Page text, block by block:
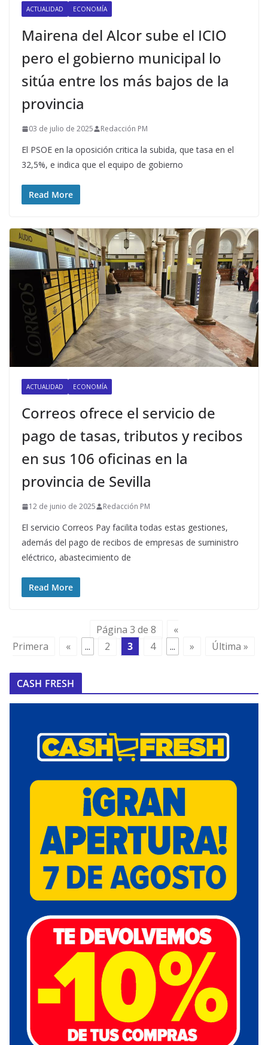
ACTUALIDAD ECONOMÍA
Mairena del Alcor sube el ICIO
pero el gobierno municipal lo
sitúa entre los más bajos de la
provincia
03 de julio de 2025 Redacción PM
El PSOE en la oposición critica la subida, que tasa en el
32,5%, e indica que el equipo de gobierno
Read More
ACTUALIDAD ECONOMÍA
Correos ofrece el servicio de
pago de tasas, tributos y recibos
en sus 106 oficinas en la
provincia de Sevilla
12 de junio de 2025 Redacción PM
El servicio Correos Pay facilita todas estas gestiones,
además del pago de recibos de empresas de suministro
eléctrico, abastecimiento de
Read More
Página 3 de 8
«
Primera
« ... 2 3 4 ... » Última »
CASH FRESH